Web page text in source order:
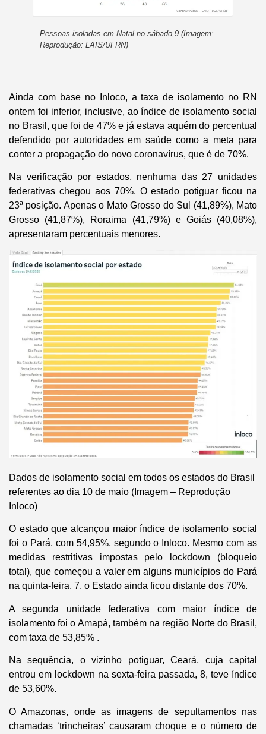
Pessoas isoladas em Natal no sábado,9 (Imagem:
Reprodução: LAIS/UFRN)
Ainda com base no Inloco, a taxa de isolamento no RN
ontem foi inferior, inclusive, ao índice de isolamento social
no Brasil, que foi de 47% e já estava aquém do percentual
defendido por autoridades em saúde como a meta para
conter a propagação do novo coronavírus, que é de 70%.
Na verificação por estados, nenhuma das 27 unidades
federativas chegou aos 70%. O estado potiguar ficou na
23ª posição. Apenas o Mato Grosso do Sul (41,89%), Mato
Grosso (41,87%), Roraima (41,79%) e Goiás (40,08%),
apresentaram percentuais menores.
Dados de isolamento social em todos os estados do Brasil
referentes ao dia 10 de maio (Imagem – Reprodução
Inloco)
O estado que alcançou maior índice de isolamento social
foi o Pará, com 54,95%, segundo o Inloco. Mesmo com as
medidas restritivas impostas pelo lockdown (bloqueio
total), que começou a valer em alguns municípios do Pará
na quinta-feira, 7, o Estado ainda ficou distante dos 70%.
A segunda unidade federativa com maior índice de
isolamento foi o Amapá, também na região Norte do Brasil,
com taxa de 53,85% .
Na sequência, o vizinho potiguar, Ceará, cuja capital
entrou em lockdown na sexta-feira passada, 8, teve índice
de 53,60%.
O Amazonas, onde as imagens de sepultamentos nas
chamadas ‘trincheiras’ causaram choque e o número de